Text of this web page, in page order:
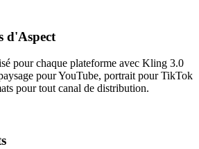
d'Aspect
pour chaque plateforme avec Kling 3.0
pour YouTube, portrait pour TikTok
pour tout canal de distribution.